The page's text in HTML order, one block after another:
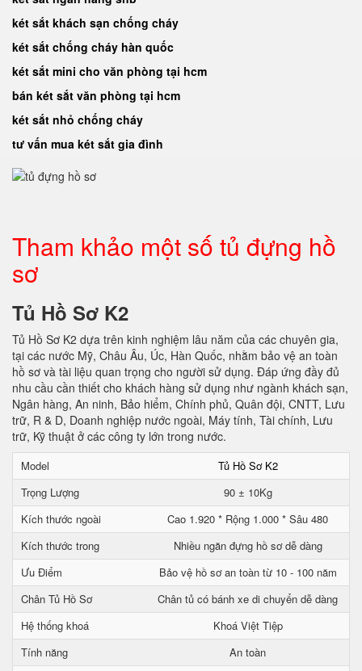
két sắt khách sạn chống cháy
két sắt chống cháy hàn quốc
két sắt mini cho văn phòng tại hcm
bán két sắt văn phòng tại hcm
két sắt nhỏ chống cháy
tư vấn mua két sắt gia đình
Tham khảo một số tủ đựng hồ
sơ
Tủ Hồ Sơ K2
Tủ Hồ Sơ K2 dựa trên kinh nghiệm lâu năm của các chuyên gia,
tại các nước Mỹ, Châu Âu, Úc, Hàn Quốc, nhằm bảo vệ an toàn
hồ sơ và tài liệu quan trọng cho người sử dụng. Đáp ứng đầy đủ
nhu cầu cần thiết cho khách hàng sử dụng như ngành khách sạn,
Ngân hàng, An ninh, Bảo hiểm, Chính phủ, Quân đội, CNTT, Lưu
trữ, R & D, Doanh nghiệp nước ngoài, Máy tính, Tài chính, Lưu
trữ, Kỹ thuật ở các công ty lớn trong nước.
Model
Tủ Hồ Sơ K2
Trọng Lượng
90 ± 10Kg
Kích thước ngoài
Cao 1.920 * Rộng 1.000 * Sâu 480
Kích thước trong
Nhiều ngăn đựng hồ sơ dễ dàng
Ưu Điểm
Bảo vệ hồ sơ an toàn từ 10 - 100 năm
Chân Tủ Hồ Sơ
Chân tủ có bánh xe di chuyển dễ dàng
Hệ thống khoá
Khoá Việt Tiệp
Tính năng
An toàn